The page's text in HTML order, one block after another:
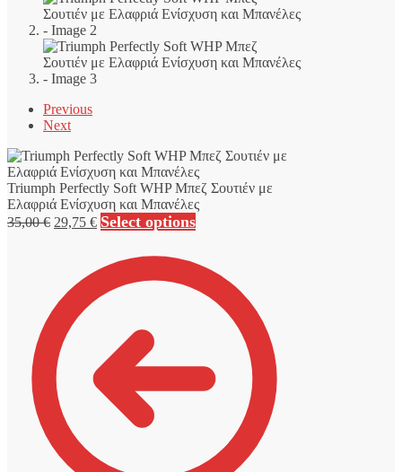
Previous
Next
Triumph Perfectly Soft WHP Μπεζ Σουτιέν με
Ελαφριά Ενίσχυση και Μπανέλες
35,00€ Original
35,00 €.
29,75 €Η
τρέχουσα
είναι:
29,75 €.
Select options